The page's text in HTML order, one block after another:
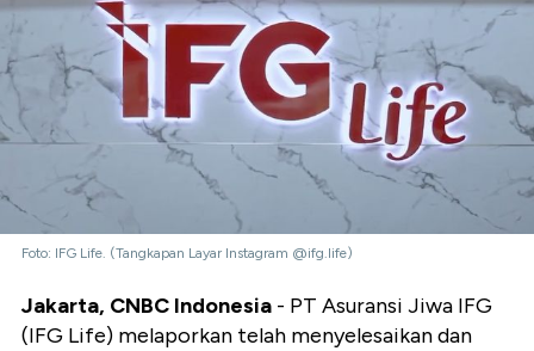
Foto: IFG Life. (Tangkapan Layar Instagram @ifg.life)
Jakarta, CNBC Indonesia - PT Asuransi Jiwa IFG
(IFG Life) melaporkan telah menyelesaikan dan